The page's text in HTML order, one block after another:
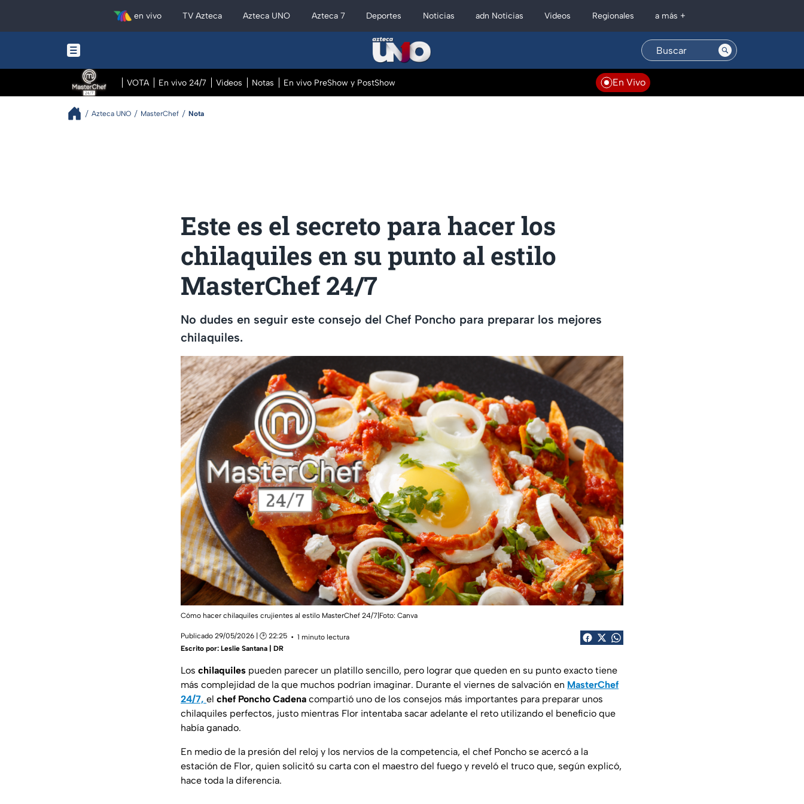
en vivo TV Azteca Azteca UNO Azteca 7 Deportes Noticias adn Noticias Videos Regionales a más +
VOTA En vivo 24/7 Videos Notas En vivo PreShow y PostShow En Vivo
Azteca UNO MasterChef Nota
Este es el secreto para hacer los
chilaquiles en su punto al estilo
MasterChef 24/7
No dudes en seguir este consejo del Chef Poncho para preparar los mejores
chilaquiles.
Cómo hacer chilaquiles crujientes al estilo MasterChef 24/7|Foto: Canva
Publicado 29/05/2026 | 🕑 22:25
1 minuto lectura
Escrito por: Leslie Santana | DR
Los chilaquiles pueden parecer un platillo sencillo, pero lograr que queden en su punto exacto tiene
más complejidad de la que muchos podrían imaginar. Durante el viernes de salvación en MasterChef
24/7, el chef Poncho Cadena compartió uno de los consejos más importantes para preparar unos
chilaquiles perfectos, justo mientras Flor intentaba sacar adelante el reto utilizando el beneficio que
había ganado.
En medio de la presión del reloj y los nervios de la competencia, el chef Poncho se acercó a la
estación de Flor, quien solicitó su carta con el maestro del fuego y reveló el truco que, según explicó,
hace toda la diferencia.